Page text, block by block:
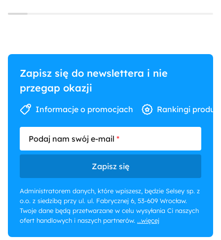
Zapisz się do newslettera i nie
przegap okazji
Informacje o promocjach Rankingi
Podaj nam swój e-mail
Zapisz się
Administratorem danych, które wpiszesz, będzie Selsey sp. z
o.o. z siedzibą przy ul. ul. Fabrycznej 6, 53-609 Wrocław.
Twoje dane będą przetwarzane w celu wysyłania Ci naszych
ofert handlowych i naszych partnerów. ...więcej